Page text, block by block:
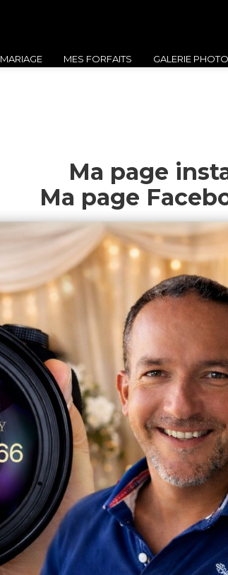
MARIAGE MES FORFAITS GALERIE
Ma page
Ma page